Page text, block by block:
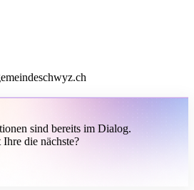
sind bereits im Dialog.
Ihre die nächste?